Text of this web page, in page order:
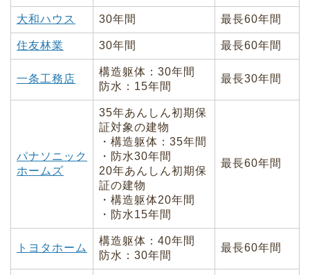
大和ハウス 30年間 最長60年間
住友林業 30年間 最長60年間
一条工務店
構造躯体：30年間
防水：15年間
最長30年間
パナソニック
ホームズ
35年あんしん初期保
証対象の建物
・構造躯体：35年間
・防水30年間
20年あんしん初期保
証の建物
・構造躯体20年間
・防水15年間
最長60年間
トヨタホーム
構造躯体：40年間
防水：30年間
最長60年間